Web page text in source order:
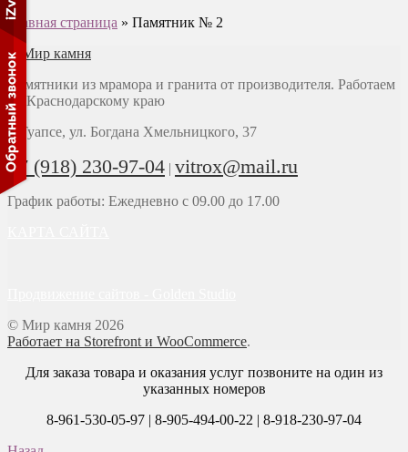
Главная страница » Памятник № 2
Памятники из мрамора и гранита от производителя. Работаем
по Краснодарскому краю
г. Туапсе, ул. Богдана Хмельницкого, 37
+7 (918) 230-97-04 | vitrox@mail.ru
График работы: Ежедневно с 09.00 до 17.00
© Мир камня 2026
Работает на Storefront и WooCommerce.
Для заказа товара и оказания услуг позвоните на один из
указанных номеров
8-961-530-05-97 | 8-905-494-00-22 | 8-918-230-97-04